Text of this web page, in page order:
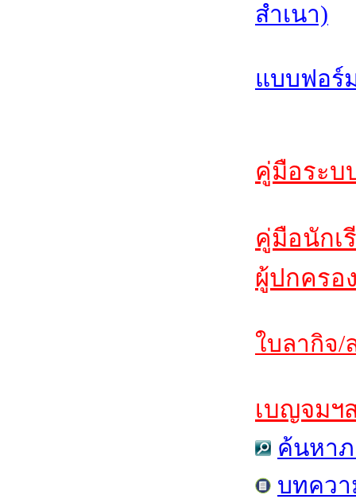
สำเนา)
แบบฟอร์
คู่มือระบ
คู่มือนักเ
ผู้ปกครอ
ใบลากิจ/
เบญจมฯ
ค้นหาภ
บทควา